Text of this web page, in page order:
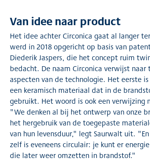
Van idee naar product
Het idee achter Circonica gaat al langer
werd in 2018 opgericht op basis van
Diederik Jaspers, die het concept ruim
bedacht. De naam Circonica verwijst
aspecten van de technologie. Het eerste
een keramisch materiaal dat in de
gebruikt. Het woord is ook een verwijzing
"We denken al bij het ontwerp van onze
het hergebruik van de toegepaste
van hun levensduur," legt Saurwalt uit.
zelf is eveneens circulair: je kunt er
die later weer omzetten in brandstof."